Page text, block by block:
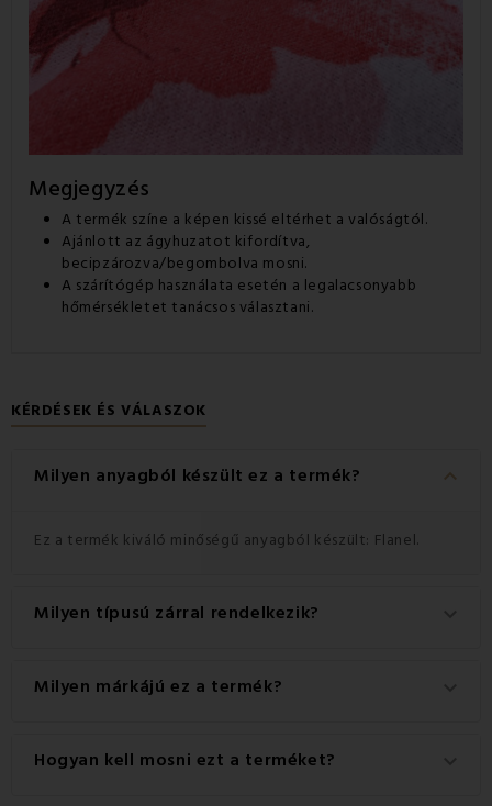
Megjegyzés
A termék színe a képen kissé eltérhet a valóságtól.
Ajánlott az ágyhuzatot kifordítva,
becipzározva/begombolva mosni.
A szárítógép használata esetén a legalacsonyabb
hőmérsékletet tanácsos választani.
KÉRDÉSEK ÉS VÁLASZOK
Milyen anyagból készült ez a termék? keyboard_arrow_down
Ez a termék kiváló minőségű anyagból készült: Flanel.
Milyen típusú zárral rendelkezik?
Ez a termék praktikus Gombok zárral rendelkezik.
Milyen márkájú ez a termék?
Ez a(z) EMI márka eredeti terméke.
Hogyan kell mosni ezt a terméket?